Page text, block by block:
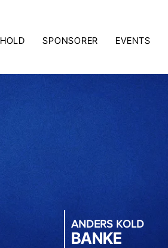
HOLD SPONSORER EVENTS
ANDERS KOLD
BANKE